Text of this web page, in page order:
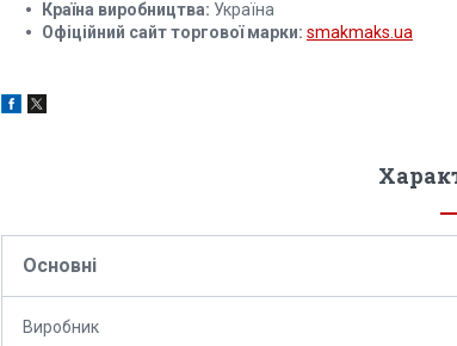
Країна виробництва: Україна
Офіційний сайт торгової марки: smakmaks.ua
Основні
Виробник